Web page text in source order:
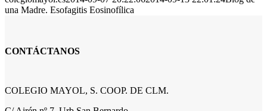
una Madre. Esofagitis Eosinofílica
CONTÁCTANOS
COLEGIO MAYOL, S. COOP. DE CLM.